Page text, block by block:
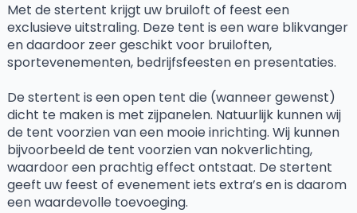
Met de stertent krijgt uw bruiloft of feest een
exclusieve uitstraling. Deze tent is een ware blikvanger
en daardoor zeer geschikt voor bruiloften,
sportevenementen, bedrijfsfeesten en presentaties.
De stertent is een open tent die (wanneer gewenst)
dicht te maken is met zijpanelen. Natuurlijk kunnen wij
de tent voorzien van een mooie inrichting. Wij kunnen
bijvoorbeeld de tent voorzien van nokverlichting,
waardoor een prachtig effect ontstaat. De stertent
geeft uw feest of evenement iets extra’s en is daarom
een waardevolle toevoeging.